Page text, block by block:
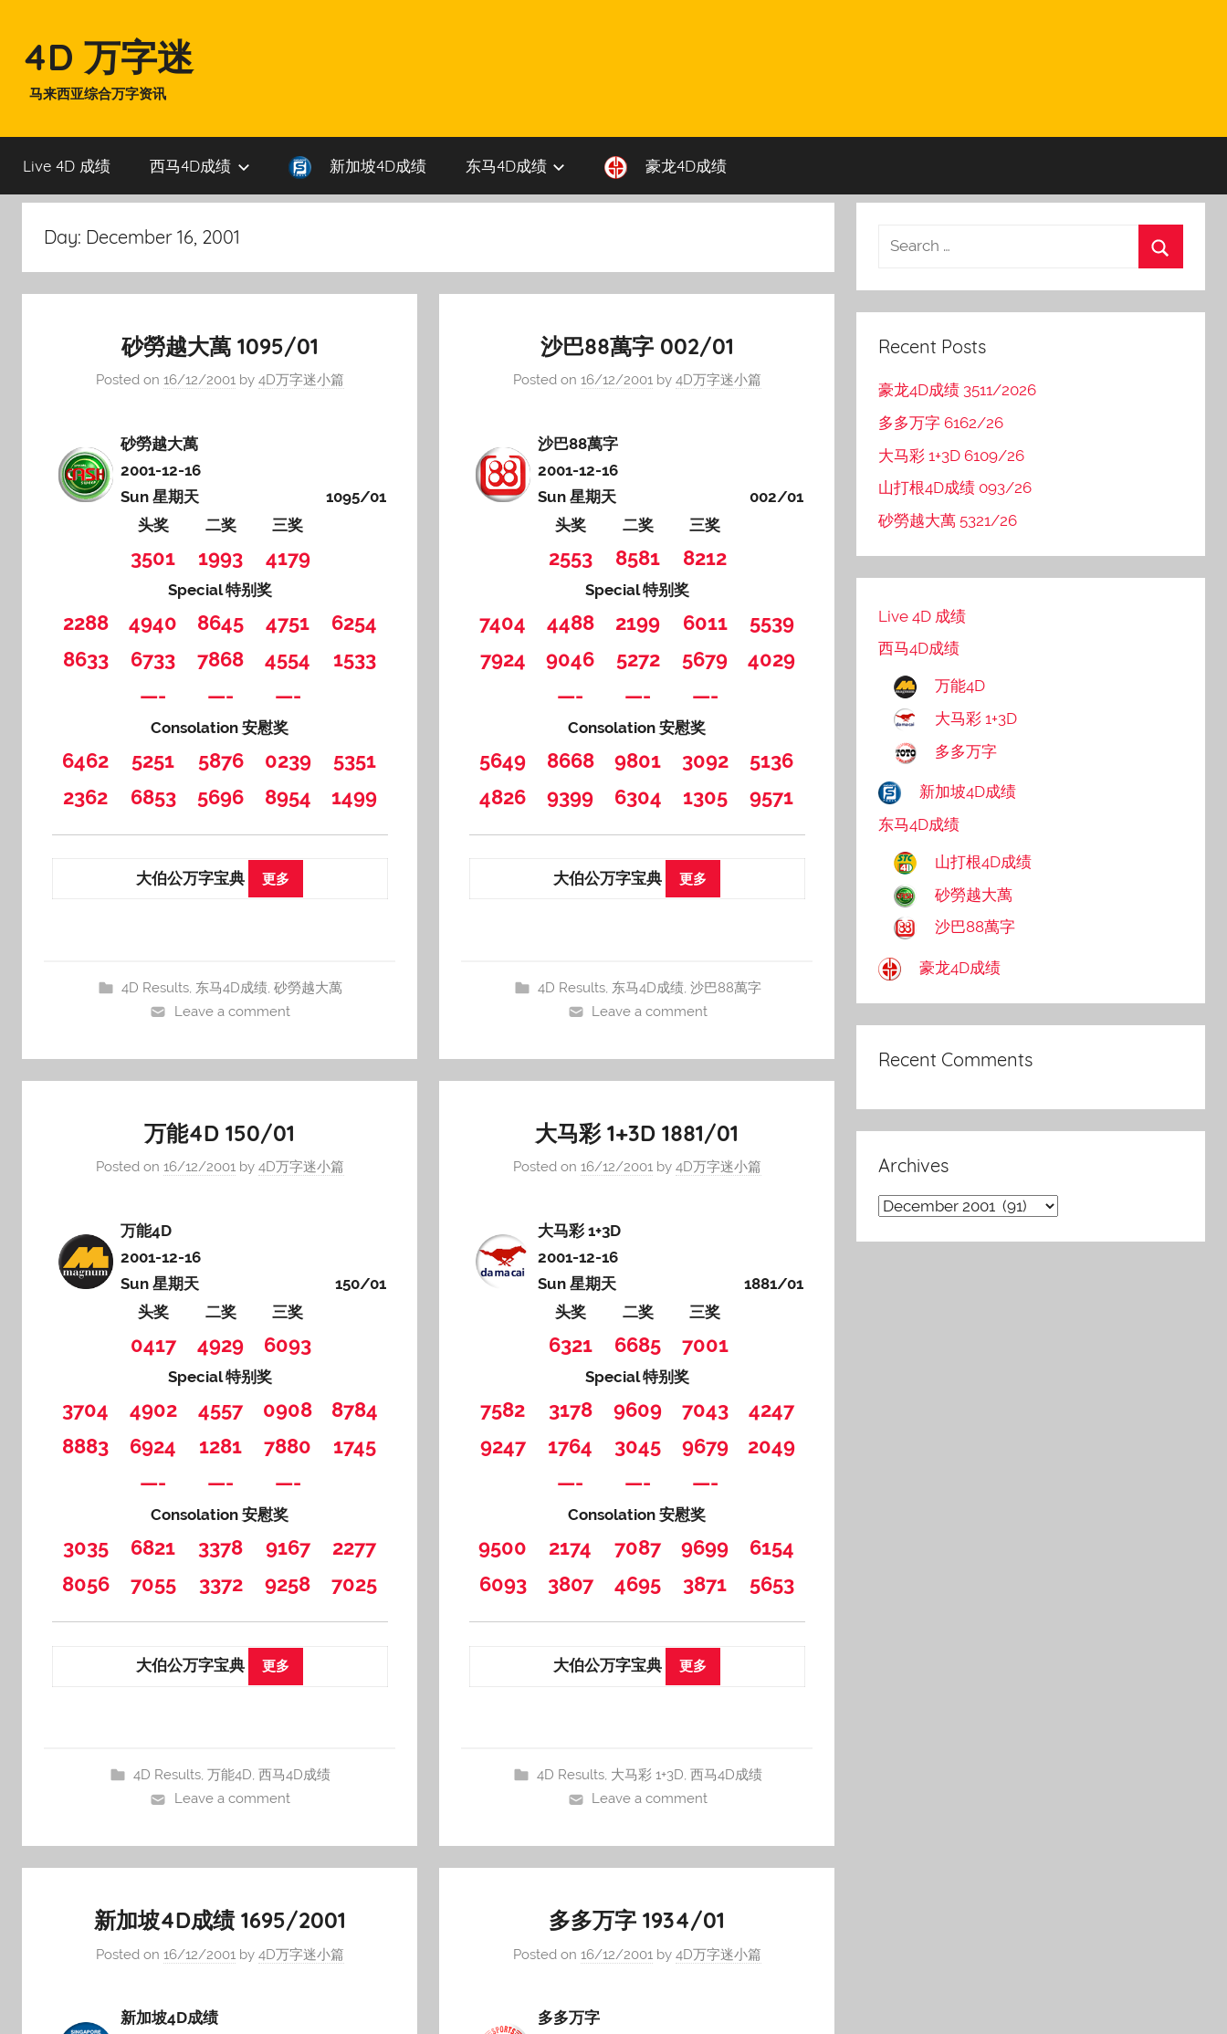
content4D 万字迷
马来西亚综合万字资讯
Live 4D 成绩 西马4D成绩 新加坡4D成绩 东马4D成绩 豪龙4D成绩
Day: December 16, 2001
砂勞越大萬 1095/01
Posted on 16/12/2001by 4D万字迷小篇
砂勞越大萬
2001-12-16
Sun 星期天
1095/01
头奖
二奖 三奖
3501 1993 4179
Special 特别奖
2288 4940 8645 4751
6254
8633
6733 7868 4554
1533
—-
—- —-
Consolation 安慰奖
6462 5251 5876 0239
5351
2362
6853 5696 8954 1499
大伯公万字宝典 更多
4D Results, 东马4D成绩,砂勞越大萬
Leave a comment
沙巴88萬字 002/01
Posted on 16/12/2001by 4D万字迷小篇
沙巴88萬字
2001-12-16
Sun 星期天
002/01
头奖
二奖 三奖
2553 8581 8212
Special 特别奖
7404 4488 2199 6011
5539
7924
9046 5272 5679
4029
—-
—- —-
Consolation 安慰奖
5649 8668 9801 3092
5136
4826
9399 6304 1305 9571
大伯公万字宝典 更多
4D Results, 东马4D成绩,沙巴88萬字
Leave a comment
万能4D 150/01
Posted on 16/12/2001by 4D万字迷小篇
万能4D
2001-12-16
Sun 星期天
150/01
头奖
二奖 三奖
0417 4929 6093
Special 特别奖
3704 4902 4557 0908
8784
8883
6924 1281 7880
1745
—-
—- —-
Consolation 安慰奖
3035 6821 3378 9167
2277
8056
7055 3372 9258 7025
大伯公万字宝典 更多
4D Results,万能4D,西马4D成绩
Leave a comment
大马彩 1+3D 1881/01
Posted on 16/12/2001by 4D万字迷小篇
大马彩 1+3D
2001-12-16
Sun 星期天
1881/01
头奖
二奖 三奖
6321 6685 7001
Special 特别奖
7582 3178 9609 7043
4247
9247
1764 3045 9679
2049
—-
—- —-
Consolation 安慰奖
9500 2174 7087 9699
6154
6093
3807 4695 3871 5653
大伯公万字宝典 更多
4D Results, 大马彩 1+3D,西马4D成绩
Leave a comment
新加坡4D成绩 1695/2001
Posted on 16/12/2001by 4D万字迷小篇
新加坡4D成绩
多多万字 1934/01
Posted on 16/12/2001by 4D万字迷小篇
多多万字
Recent Posts
豪龙4D成绩 3511/2026
多多万字 6162/26
大马彩 1+3D 6109/26
山打根4D成绩 093/26
砂勞越大萬 5321/26
Live 4D 成绩
西马4D成绩
万能4D
大马彩 1+3D
多多万字
新加坡4D成绩
东马4D成绩
山打根4D成绩
砂勞越大萬
沙巴88萬字
豪龙4D成绩
Recent Comments
Archives
Archives